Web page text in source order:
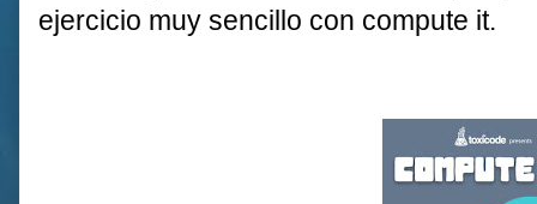
ejercicio muy sencillo con compute it.